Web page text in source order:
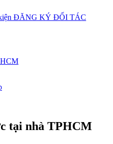
ĐĂNG KÝ ĐỐI TÁC
tại nhà TPHCM